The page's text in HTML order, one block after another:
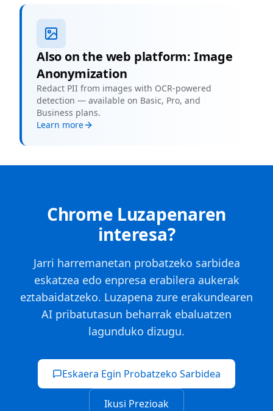
Also on the web platform: Image
Anonymization
Redact PII from images with OCR-powered
detection — available on Basic, Pro, and
Business plans.
Learn more
Chrome Luzapenaren
interesa?
Jarri harremanetan probatzeko sarbidea
eskatzea edo enpresa erabilera aukerak
eztabaidatzeko. Luzapena zure erakundearen
AI pribatutasun beharrak ebaluatzen
lagunduko dizugu.
Eskaera Egin Probatzeko Sarbidea
Ikusi Prezioak